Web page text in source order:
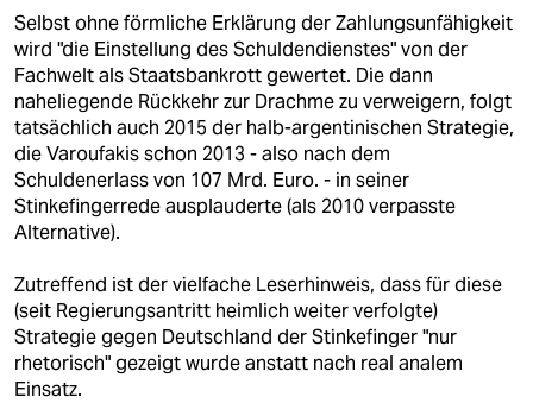
abo
genossenschaft
epaper login
Selbst ohne förmliche Erklärung der Zahlungsunfähigkeit
wird "die Einstellung des Schuldendienstes" von der
Fachwelt als Staatsbankrott gewertet. Die dann
naheliegende Rückkehr zur Drachme zu verweigern, folgt
tatsächlich auch 2015 der halb-argentinischen Strategie,
die Varoufakis schon 2013 - also nach dem
Schuldenerlass von 107 Mrd. Euro. - in seiner
Stinkefingerrede ausplauderte (als 2010 verpasste
Alternative).
Zutreffend ist der vielfache Leserhinweis, dass für diese
(seit Regierungsantritt heimlich weiter verfolgte)
Strategie gegen Deutschland der Stinkefinger "nur
rhetorisch" gezeigt wurde anstatt nach real analem
Einsatz.